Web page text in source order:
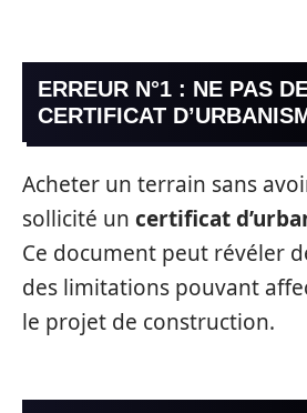
ERREUR N°1 : NE PAS
CERTIFICAT
Acheter un terrain sans
sollicité un certificat
Ce document peut révéler
des limitations pouvant
le projet de construction.